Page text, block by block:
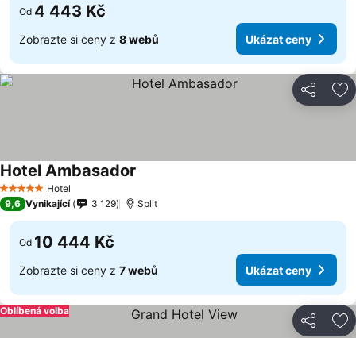
Od 4 443 Kč
Zobrazte si ceny z 8 webů Ukázat ceny
Sdílet
5 Počet hvězdiček
Hotel
Hotel Ambasador
9,6 Vynikající 3 129 Split
Od 10 444 Kč
Zobrazte si ceny z 7 webů Ukázat ceny
Sdílet
Oblíbená volba